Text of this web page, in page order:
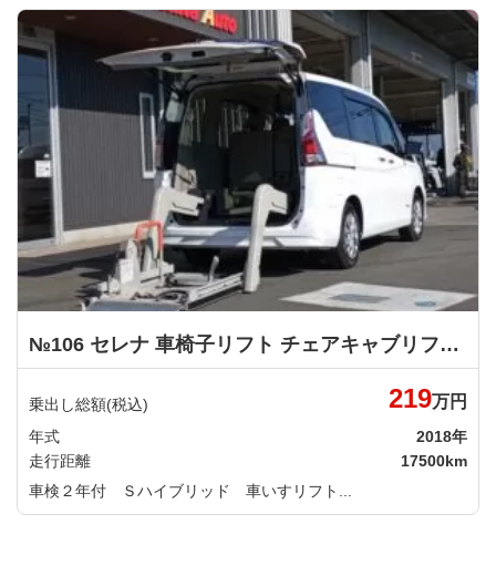
№106 セレナ 車椅子リフト チェアキャブリフタータイプ 526 日産
乗出し総額(税込) 219万円
年式
2018年
走行距離
17500km
車検２年付 Ｓハイブリッド 車いすリフト...